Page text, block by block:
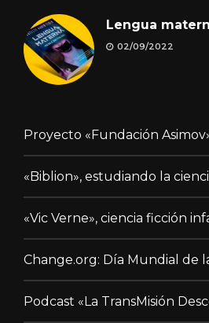
Lengua
02/09/2022
Proyecto «Fundación
«Biblion», estudiando la
«Vic Verne», ciencia ficción
Change.org: Día Mundial de
Podcast «La TransMisión